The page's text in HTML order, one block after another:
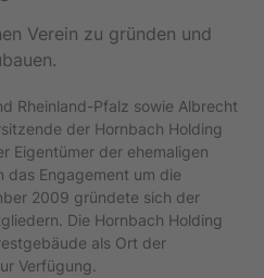
Verein zu gründen und
Rheinland-Pfalz sowie Albrecht
der Hornbach Holding
Eigentümer der ehemaligen
das Engagement um die
2009 gründete sich der
Die Hornbach Holding
als Ort der
Verfügung.